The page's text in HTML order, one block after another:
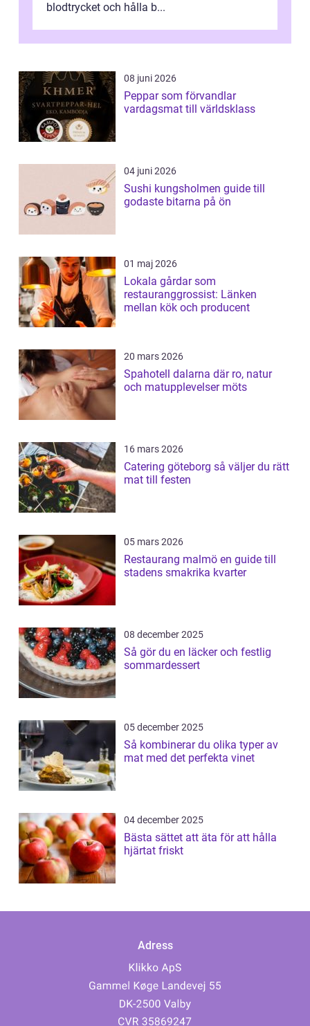
blodtrycket och hålla b...
08 juni 2026
Peppar som förvandlar
vardagsmat till världsklass
04 juni 2026
Sushi kungsholmen guide till
godaste bitarna på ön
01 maj 2026
Lokala gårdar som
restauranggrossist: Länken
mellan kök och producent
20 mars 2026
Spahotell dalarna där ro, natur
och matupplevelser möts
16 mars 2026
Catering göteborg så väljer du rätt
mat till festen
05 mars 2026
Restaurang malmö en guide till
stadens smakrika kvarter
08 december 2025
Så gör du en läcker och festlig
sommardessert
05 december 2025
Så kombinerar du olika typer av
mat med det perfekta vinet
04 december 2025
Bästa sättet att äta för att hålla
hjärtat friskt
Adress